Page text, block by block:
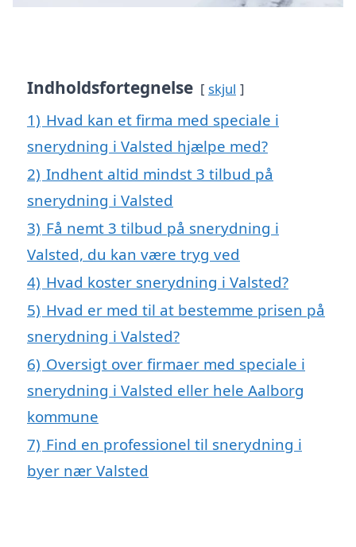
Indholdsfortegnelse skjul
1) Hvad kan et firma med speciale i
snerydning i Valsted hjælpe med?
2) Indhent altid mindst 3 tilbud på
snerydning i Valsted
3) Få nemt 3 tilbud på snerydning i
Valsted, du kan være tryg ved
4) Hvad koster snerydning i Valsted?
5) Hvad er med til at bestemme prisen på
snerydning i Valsted?
6) Oversigt over firmaer med speciale i
snerydning i Valsted eller hele Aalborg
kommune
7) Find en professionel til snerydning i
byer nær Valsted